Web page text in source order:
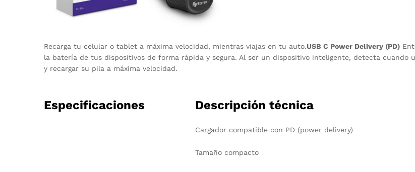
Recarga tu celular o tablet a máxima velocidad, mientras viajas en tu auto.USB C Power Delivery (PD)
la batería de tus dispositivos de forma rápida y segura. Al ser un dispositivo inteligente, detecta cuando
y recargar su pila a máxima velocidad.
Especificaciones Descripción técnica
Cargador compatible con PD (power delivery)
Tamaño compacto